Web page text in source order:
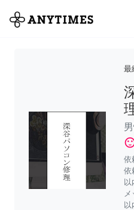
全て
最
依
依
以
以